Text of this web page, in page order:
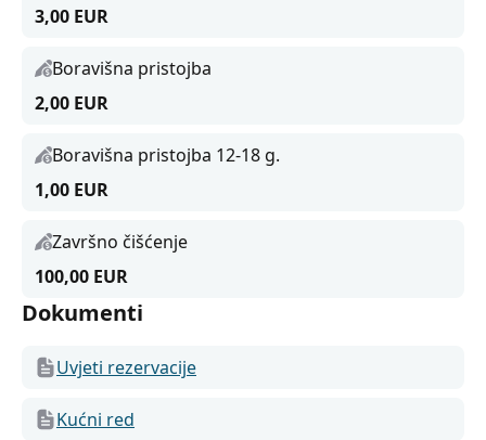
3,00 EUR
Boravišna pristojba
2,00 EUR
Boravišna pristojba 12-18 g.
1,00 EUR
Završno čišćenje
100,00 EUR
Dokumenti
Uvjeti rezervacije
Kućni red